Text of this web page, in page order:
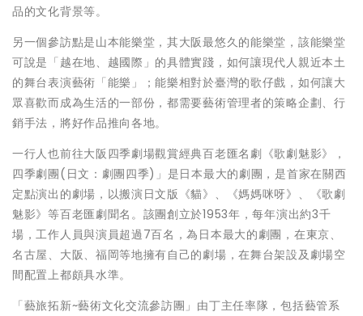
品的文化背景等。
另一個參訪點是山本能樂堂，其大阪最悠久的能樂堂，該能樂堂
可說是「越在地、越國際」的具體實踐，如何讓現代人親近本土
的舞台表演藝術「能樂」；能樂相對於臺灣的歌仔戲，如何讓大
眾喜歡而成為生活的一部份，都需要藝術管理者的策略企劃、行
銷手法，將好作品推向各地。
一行人也前往大阪四季劇場觀賞經典百老匯名劇《歌劇魅影》，
四季劇團(日文：劇團四季)」是日本最大的劇團，是首家在關西
定點演出的劇場，以搬演日文版《貓》、《媽媽咪呀》、《歌劇
魅影》等百老匯劇聞名。該團創立於1953年，每年演出約3千
場，工作人員與演員超過7百名，為日本最大的劇團，在東京、
名古屋、大阪、福岡等地擁有自己的劇場，在舞台架設及劇場空
間配置上都頗具水準。
「藝旅拓新~藝術文化交流參訪團」由丁主任率隊，包括藝管系